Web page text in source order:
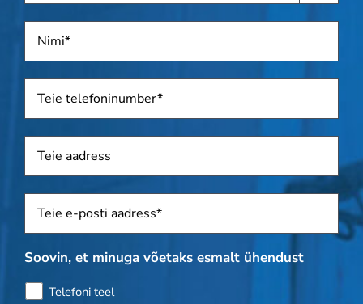
Nimi *
Telefon *
Aadress
Sposti *
Soovin, et minuga võetaks esmalt ühendust
Telefoni teel